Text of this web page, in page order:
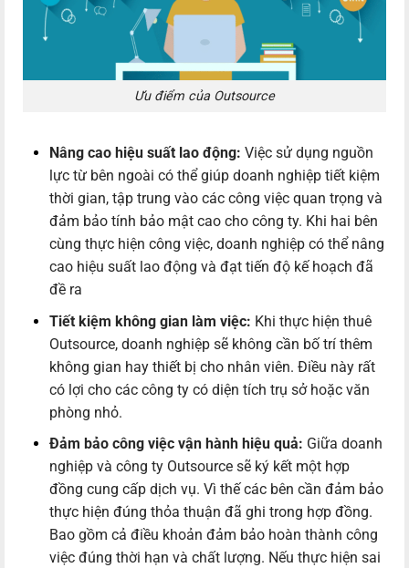
Ưu điểm của Outsource
Nâng cao hiệu suất lao động: Việc sử dụng nguồn
lực từ bên ngoài có thể giúp doanh nghiệp tiết kiệm
thời gian, tập trung vào các công việc quan trọng và
đảm bảo tính bảo mật cao cho công ty. Khi hai bên
cùng thực hiện công việc, doanh nghiệp có thể nâng
cao hiệu suất lao động và đạt tiến độ kế hoạch đã
đề ra
Tiết kiệm không gian làm việc: Khi thực hiện thuê
Outsource, doanh nghiệp sẽ không cần bố trí thêm
không gian hay thiết bị cho nhân viên. Điều này rất
có lợi cho các công ty có diện tích trụ sở hoặc văn
phòng nhỏ.
Đảm bảo công việc vận hành hiệu quả: Giữa doanh
nghiệp và công ty Outsource sẽ ký kết một hợp
đồng cung cấp dịch vụ. Vì thế các bên cần đảm bảo
thực hiện đúng thỏa thuận đã ghi trong hợp đồng.
Bao gồm cả điều khoản đảm bảo hoàn thành công
việc đúng thời hạn và chất lượng. Nếu thực hiện sai